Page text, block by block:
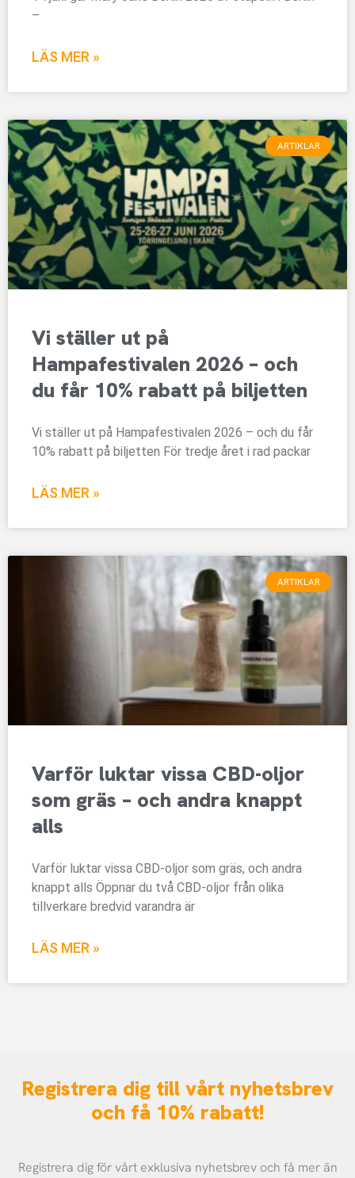
–
LÄS MER »
ARTIKLAR
Vi ställer ut på
Hampafestivalen 2026 – och
du får 10% rabatt på biljetten
Vi ställer ut på Hampafestivalen 2026 – och du får
10% rabatt på biljetten För tredje året i rad packar
LÄS MER »
ARTIKLAR
Varför luktar vissa CBD-oljor
som gräs – och andra knappt
alls
Varför luktar vissa CBD-oljor som gräs, och andra
knappt alls Öppnar du två CBD-oljor från olika
tillverkare bredvid varandra är
LÄS MER »
Registrera dig till vårt nyhetsbrev
och få 10% rabatt!
Registrera dig för vårt exklusiva nyhetsbrev och få mer än